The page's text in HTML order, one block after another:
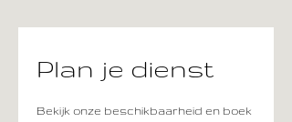
Plan je dienst
Bekijk onze beschikbaarheid en boek